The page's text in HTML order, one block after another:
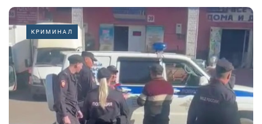
КРИМИНАЛ